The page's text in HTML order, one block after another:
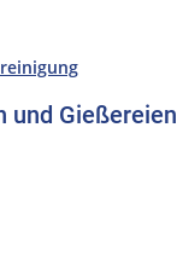
und Gießereien